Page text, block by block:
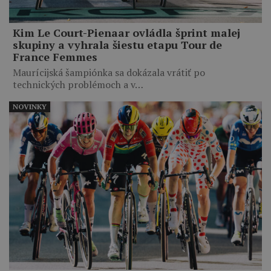
Kim Le Court-Pienaar ovládla šprint malej
skupiny a vyhrala šiestu etapu Tour de
France Femmes
Maurícijská šampiónka sa dokázala vrátiť po
technických problémoch a v…
NOVINKY